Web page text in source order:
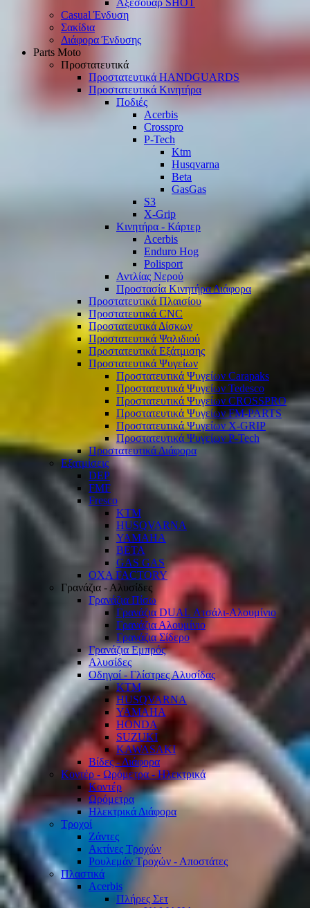
Αξεσουάρ SHOT
Casual Ένδυση
Σακίδια
Διάφορα Ένδυσης
Parts Moto
Προστατευτικά
Προστατευτικά HANDGUARDS
Προστατευτικά Κινητήρα
Ποδιές
Acerbis
Crosspro
P-Tech
Ktm
Husqvarna
Beta
GasGas
S3
X-Grip
Κινητήρα - Κάρτερ
Acerbis
Enduro Hog
Polisport
Αντλίας Νερού
Προστασία Κινητήρα Διάφορα
Προστατευτικά Πλαισίου
Προστατευτικά CNC
Προστατευτικά Δίσκων
Προστατευτικά Ψαλιδιού
Προστατευτικά Εξάτμισης
Προστατευτικά Ψυγείων
Προστατευτικά Ψυγείων Carapaks
Προστατευτικά Ψυγείων Tedesco
Προστατευτικά Ψυγείων CROSSPRO
Προστατευτικά Ψυγείων FM-PARTS
Προστατευτικά Ψυγείων X-GRIP
Προστατευτικά Ψυγείων P-Tech
Προστατευτικά Διάφορα
Εξατμίσεις
DEP
FMF
Fresco
KTM
HUSQVARNA
YAMAHA
BETA
GAS GAS
OXA FACTORY
Γρανάζια - Αλυσίδες
Γρανάζια Πίσω
Γρανάζια DUAL Ατσάλι-Αλουμίνιο
Γρανάζια Αλουμίνιο
Γρανάζια Σίδερο
Γρανάζια Εμπρός
Αλυσίδες
Οδηγοί - Γλίστρες Αλυσίδας
KTM
HUSQVARNA
YAMAHA
HONDA
SUZUKI
KAWASAKI
Βίδες - Διάφορα
Κοντέρ - Ωρόμετρα - Ηλεκτρικά
Κοντέρ
Ωρόμετρα
Ηλεκτρικά Διάφορα
Τροχοί
Ζάντες
Ακτίνες Τροχών
Ρουλεμάν Τροχών - Αποστάτες
Πλαστικά
Acerbis
Πλήρες Σετ